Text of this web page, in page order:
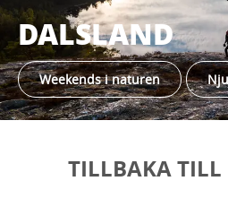
DALSLAND
Weekends i naturen
TILLBAKA TILL